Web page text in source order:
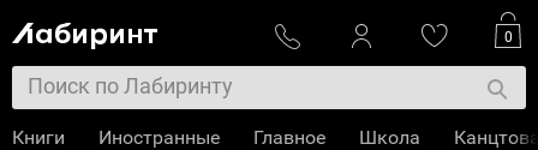
0
Книги Иностранные Главное Школа